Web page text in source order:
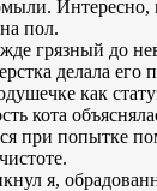
Интересно,
пол.
грязный до
делала
как
кота
при попытке
я,